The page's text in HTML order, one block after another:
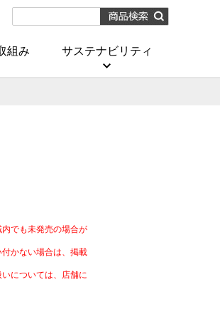
組み サステナビリティ
でも未発売の場合が
かない場合は、掲載
については、店舗に